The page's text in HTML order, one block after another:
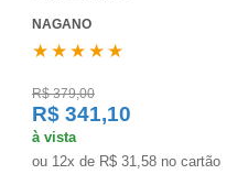
NAGANO
★★★★★
R$ 379,00
R$ 341,10
à vista
ou 12x de R$ 31,58 no cartão